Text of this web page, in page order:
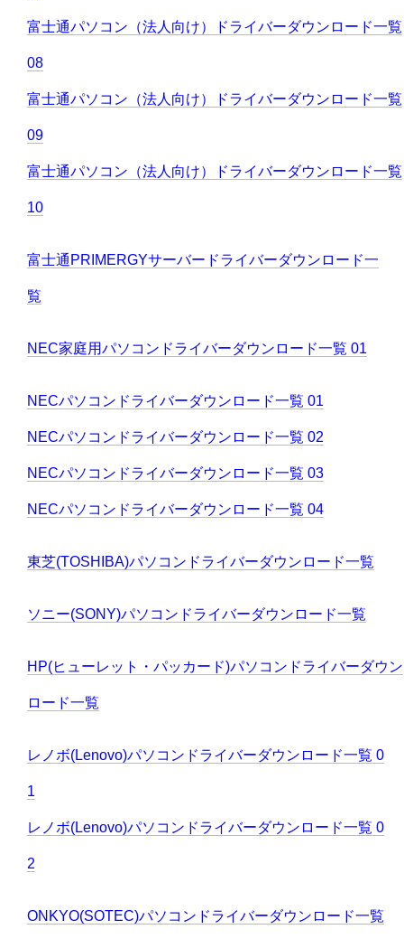
富士通パソコン（法人向け）ドライバーダウンロード一覧
08
富士通パソコン（法人向け）ドライバーダウンロード一覧
09
富士通パソコン（法人向け）ドライバーダウンロード一覧
10
富士通PRIMERGYサーバードライバーダウンロード一
覧
NEC家庭用パソコンドライバーダウンロード一覧 01
NECパソコンドライバーダウンロード一覧 01
NECパソコンドライバーダウンロード一覧 02
NECパソコンドライバーダウンロード一覧 03
NECパソコンドライバーダウンロード一覧 04
東芝(TOSHIBA)パソコンドライバーダウンロード一覧
ソニー(SONY)パソコンドライバーダウンロード一覧
HP(ヒューレット・パッカード)パソコンドライバーダウン
ロード一覧
レノボ(Lenovo)パソコンドライバーダウンロード一覧 0
1
レノボ(Lenovo)パソコンドライバーダウンロード一覧 0
2
ONKYO(SOTEC)パソコンドライバーダウンロード一覧